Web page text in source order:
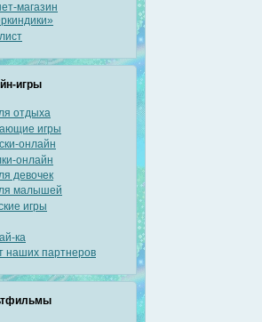
магазин
игры
отдыха
игры
онлайн
онлайн
девочек
малышей
игры
ка
наших партнеров